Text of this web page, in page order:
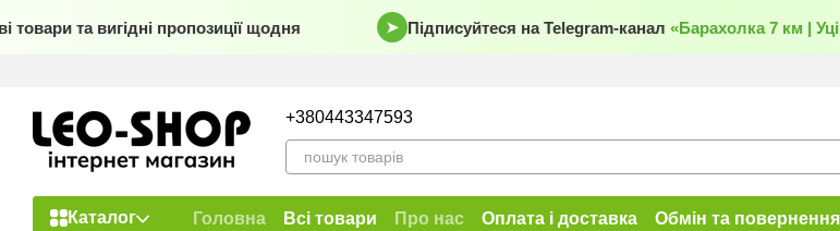
та вигідні пропозиції щодня ➤ Підписуйтеся на Telegram-канал«Барахолка 7 км |
+380443347593
Каталог Головна Всі товари Про нас Оплата і доставка Обмін та повернення